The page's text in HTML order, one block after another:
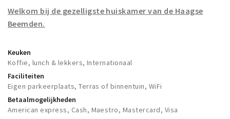
Sport
Inloggen
Welkom bij de gezelligste huiskamer van de Haagse
Beemden.
Keuken
Koffie, lunch & lekkers, Internationaal
Faciliteiten
Eigen parkeerplaats, Terras of binnentuin, WiFi
Betaalmogelijkheden
American express, Cash, Maestro, Mastercard, Visa